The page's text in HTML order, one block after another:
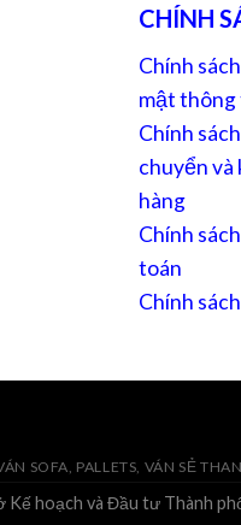
CHÍNH
Chính
mật thông
Chính
chuyển và
hàng
Chính
toán
Chính
SOFA, PALLETS, VÁN SẺ
hoạch và Đầu tư Thành